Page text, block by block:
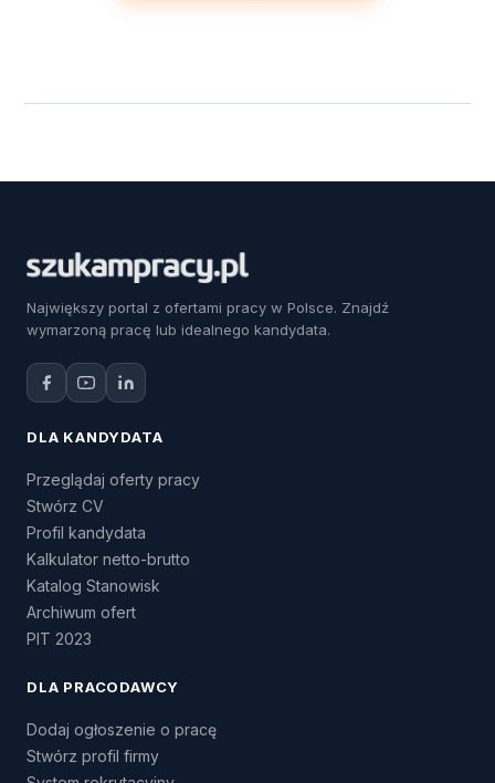
Największy portal z ofertami pracy w Polsce. Znajdź
wymarzoną pracę lub idealnego kandydata.
DLA KANDYDATA
Przeglądaj oferty pracy
Stwórz CV
Profil kandydata
Kalkulator netto-brutto
Katalog Stanowisk
Archiwum ofert
PIT 2023
DLA PRACODAWCY
Dodaj ogłoszenie o pracę
Stwórz profil firmy